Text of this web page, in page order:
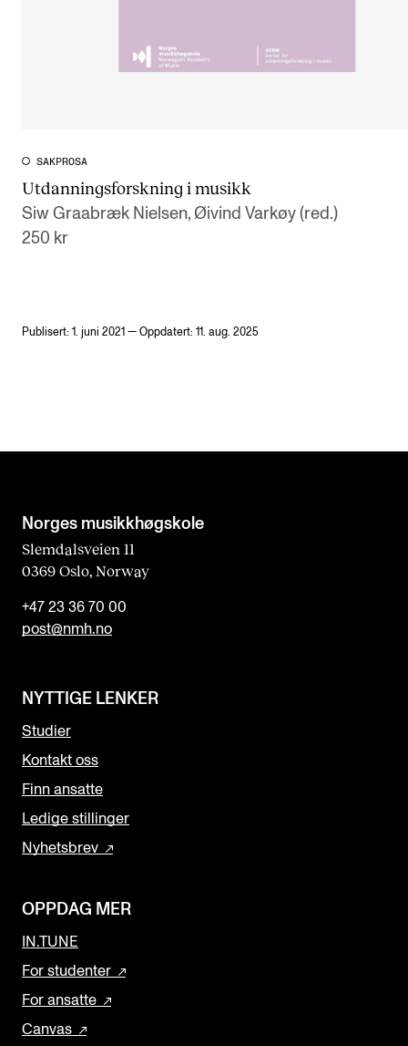
SAKPROSA
Utdanningsforskning i musikk
Siw Graabræk Nielsen, Øivind Varkøy (red.)
250 kr
Publisert: 1. juni 2021 — Oppdatert: 11. aug. 2025
Norges musikk­høgskole
Slemdalsveien 11
0369 Oslo, Norway
+47 23 36 70 00
post@nmh.no
NYTTIGE LENKER
Studier
Kontakt oss
Finn ansatte
Ledige stillinger
Nyhetsbrev
OPPDAG MER
IN.TUNE
For studenter
For ansatte
Canvas